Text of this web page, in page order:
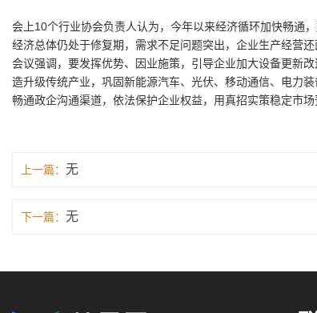
会上10个行业协会负责人认为，今年以来经济循环加快畅通
经济总体仍处于修复期，需求不足问题突出，企业生产经营
会议强调，要发挥优势、因业施策，引导企业加大设备更新
造升级传统产业，巩固新能源汽车、光伏、移动通信、电力
畅通政企沟通渠道，依法保护企业权益，用真招实策稳定市场
上一篇： 无
下一篇： 无